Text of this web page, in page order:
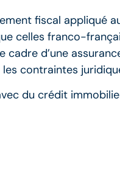
fiscal appliqué
celles franco-
cadre d’une
contraintes
du crédit